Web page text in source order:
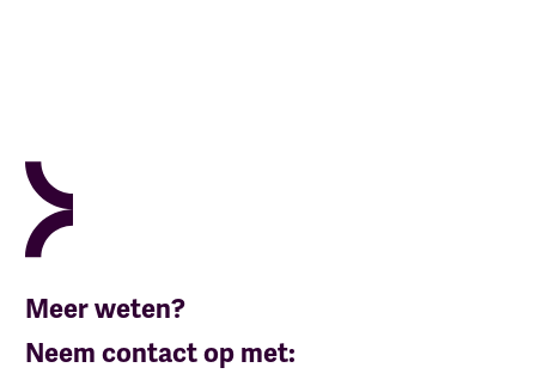
Meer weten?
Neem contact op met: